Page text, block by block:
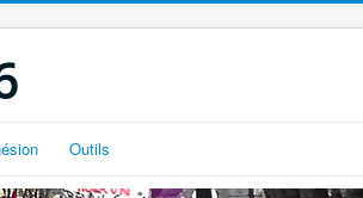
Outils